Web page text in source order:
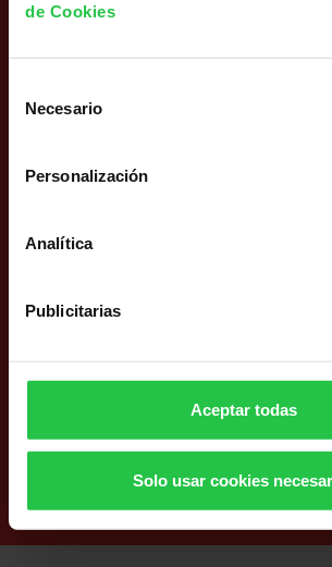
de Cookies
Necesario
Personalización
Analítica
Publicitarias
Aceptar todas
Solo usar cookies
Servicio de apoyo y
familiares durante todo el proceso
través de una red estable,
Apoyo en gestiones
Soporte a través de personas
supermercado, a la farmacia o
burocráticas.